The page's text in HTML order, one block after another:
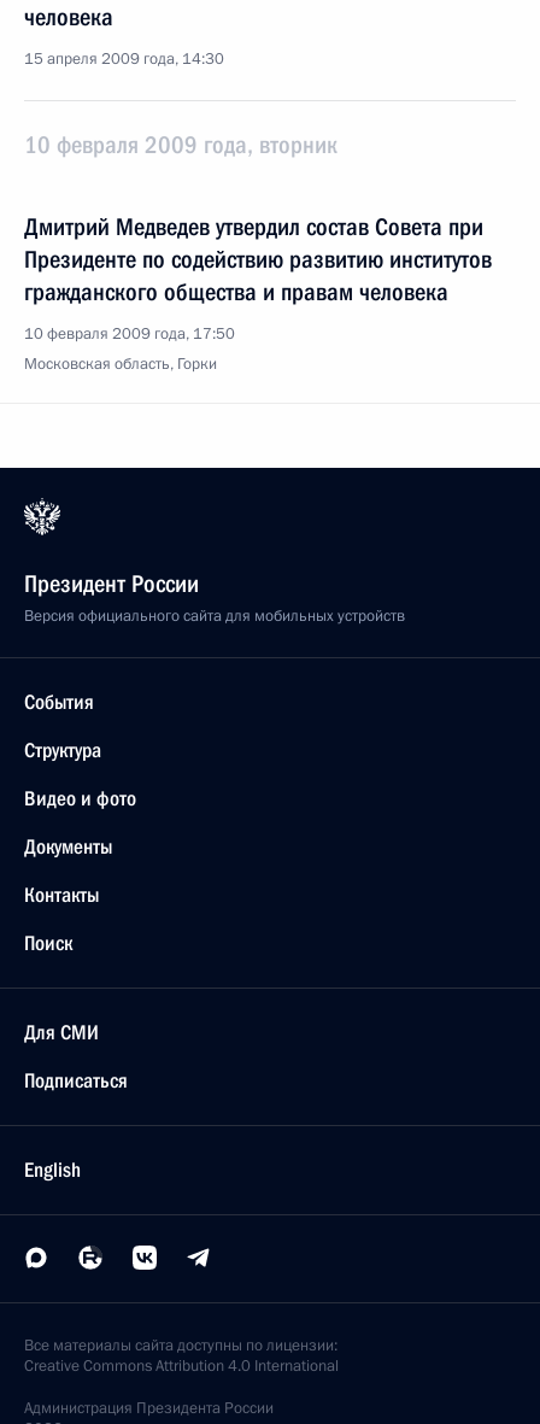
человека
15 апреля 2009 года, 14:30
10 февраля 2009 года, вторник
Дмитрий Медведев утвердил состав Совета при
Президенте по содействию развитию институтов
гражданского общества и правам человека
10 февраля 2009 года, 17:50
Московская область, Горки
Президент России
Версия официального сайта для мобильных устройств
События
Структура
Видео и фото
Документы
Контакты
Поиск
Для СМИ
Подписаться
English
Все материалы сайта доступны по лицензии:
Creative Commons Attribution 4.0 International
Администрация Президента России